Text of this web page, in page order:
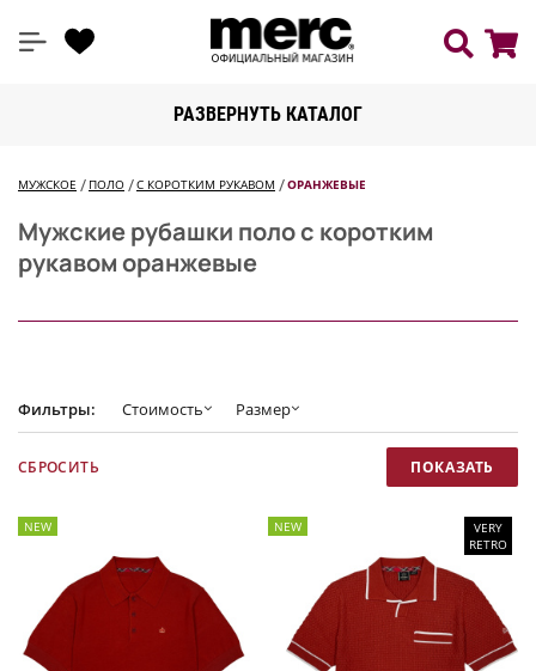
РАЗВЕРНУТЬ КАТАЛОГ
МУЖСКОЕ ПОЛО С КОРОТКИМ РУКАВОМ ОРАНЖЕВЫЕ
Мужские рубашки поло с коротким
рукавом оранжевые
Фильтры: Стоимость Размер
NEW NEW
VERY
RETRO